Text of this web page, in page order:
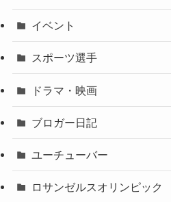
イベント
スポーツ選手
ドラマ・映画
ブロガー日記
ユーチューバー
ロサンゼルスオリンピック